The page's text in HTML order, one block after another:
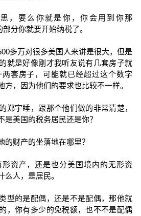
，要么你就是你，你会用到你那
分你就要开始纳税了。
多万对很多美国人来讲是很大，但是
就是好像刚才我听友说有几套房子就
套房子，可能就已经超过这个数字
方，因为他们的要求也比较不一样。
郑宇睡，跟那个他们做的非常清楚，
美国的税务居民还是你？
的财产的坐落地在哪里？
资产，还是也分美国境内的无形资
么人，是居民。
型的是配偶，还是不是配偶，那他就
，你有多少的免税额，也不不是配偶